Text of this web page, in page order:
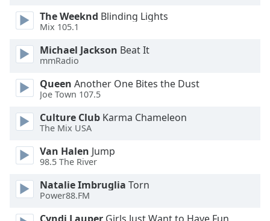
Caption
Area
Color
Opacity
Edge
Style
The Weeknd Blinding Lights
Mix 105.1
Michael Jackson Beat It
mmRadio
Queen Another One Bites the Dust
Joe Town 107.5
Culture Club Karma Chameleon
The Mix USA
Van Halen Jump
98.5 The River
Natalie Imbruglia Torn
Power88.FM